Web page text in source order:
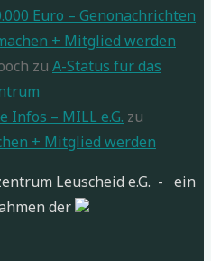
Euro – Genonachrichten
+ Mitglied werden
zu A-Status für das
Infos – MILL e.G. zu
+ Mitglied werden
Leuscheid e.G. - ein
der